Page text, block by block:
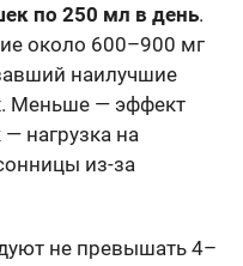
по 250 мл в день.
около 600–900 мг
наилучшие
Меньше — эффект
нагрузка на
из-за
не превышать 4–